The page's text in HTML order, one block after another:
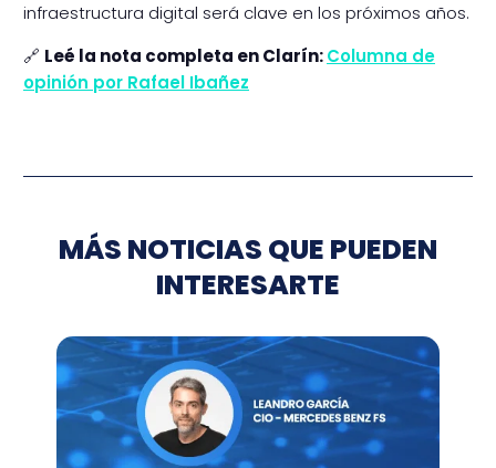
infraestructura digital será clave en los próximos años.
🔗 Leé la nota completa en Clarín:Columna de
opinión por Rafael Ibañez
MÁS NOTICIAS QUE PUEDEN
INTERESARTE